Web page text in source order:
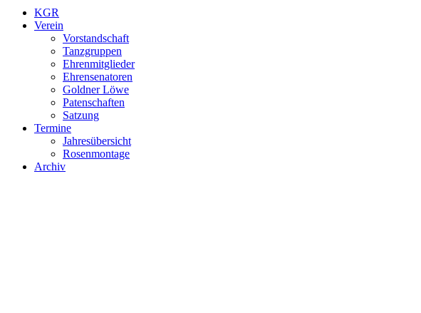
KGR
Verein
Vorstandschaft
Tanzgruppen
Ehrenmitglieder
Ehrensenatoren
Goldner Löwe
Patenschaften
Satzung
Termine
Jahresübersicht
Rosenmontage
Archiv